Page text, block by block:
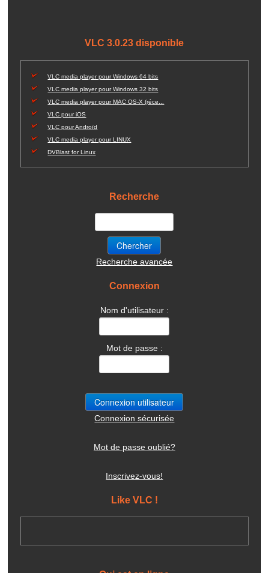
VLC 3.0.23 disponible
VLC media player pour Windows 64 bits
VLC media player pour Windows 32 bits
VLC media player pour MAC OS-X (réce...
VLC pour iOS
VLC pour Androïd
VLC media player pour LINUX
DVBlast for Linux
Recherche
Recherche avancée
Connexion
Nom d'utilisateur :
Mot de passe :
Connexion sécurisée
Mot de passe oublié?
Inscrivez-vous!
Like VLC !